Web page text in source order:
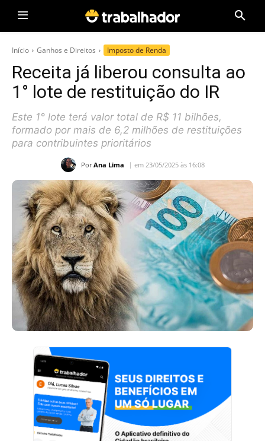
Início Ganhos e Direitos Imposto de Renda
Receita já liberou consulta ao
1° lote de restituição do IR
Este 1° lote terá valor total de R$ 11 bilhões,
formado por mais de 6,2 milhões de restituições
para contribuintes prioritários
Por Ana Lima em 23/05/2025 às 16:08